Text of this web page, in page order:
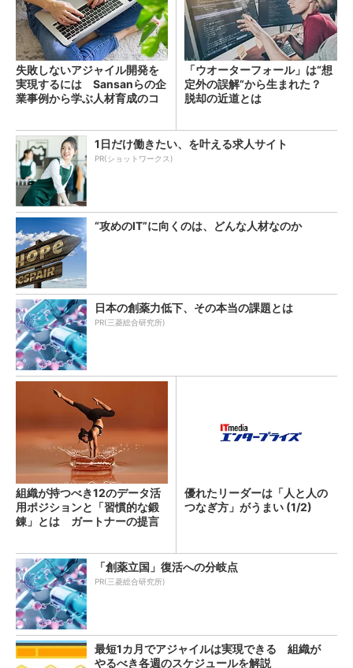
失敗しないアジャイル開発を
実現するには Sansanらの企
業事例から学ぶ人材育成のコ
「ウオーターフォール」は“想
定外の誤解”から生まれた？
脱却の近道とは
1日だけ働きたい、を叶える求人サイト
PR(ショットワークス)
“攻めのIT”に向くのは、どんな人材なのか
日本の創薬力低下、その本当の課題とは
PR(三菱総合研究所)
組織が持つべき12のデータ活
用ポジションと「習慣的な鍛
錬」とは ガートナーの提言
優れたリーダーは「人と人の
つなぎ方」がうまい (1/2)
「創薬立国」復活への分岐点
PR(三菱総合研究所)
最短1カ月でアジャイルは実現できる 組織が
やるべき各週のスケジュールを解説